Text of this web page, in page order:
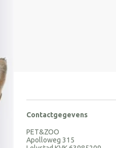
Contactgegevens
PET&ZOO
Apolloweg 315